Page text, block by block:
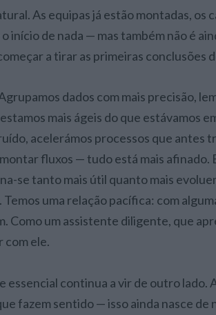
As equipas já estão montadas, os
início de nada — mas também não é
a tirar as primeiras conclusões
dados com mais precisão,
mais ágeis do que estávamos
acelerámos processos que antes
fluxos — tudo está mais afinado.
se tanto mais útil quanto mais
uma relação pacífica: com
Como um assistente diligente, que
com ele.
essencial continua a vir de outro lado.
fazem sentido — isso ainda nasce de